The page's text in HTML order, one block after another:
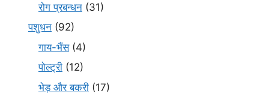
रोग प्रबन्धन (31)
पशुधन (92)
गाय-भैंस(4)
पोल्ट्री (12)
भेड़ और बकरी (17)